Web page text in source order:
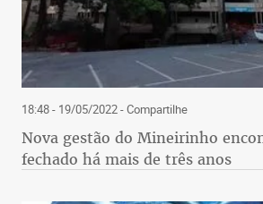
18:48 - 19/05/2022- Compartilhe
Nova gestão do Mineirinho
fechado há mais de três anos